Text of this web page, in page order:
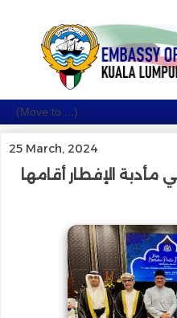
25 March, 2024
مأدبة الإفطار أقامها